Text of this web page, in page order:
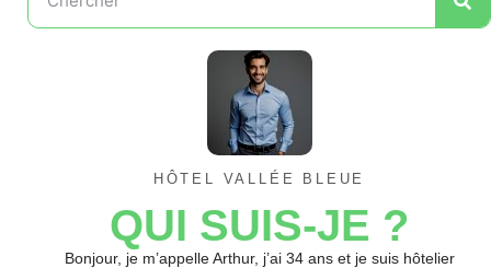
HÔTEL VALLÉE BLEUE
QUI SUIS-JE ?
Bonjour, je m’appelle Arthur, j’ai 34 ans et je suis hôtelier